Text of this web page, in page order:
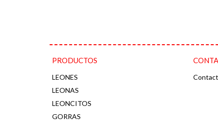
PRODUCTOS
LEONES
LEONAS
LEONCITOS
GORRAS